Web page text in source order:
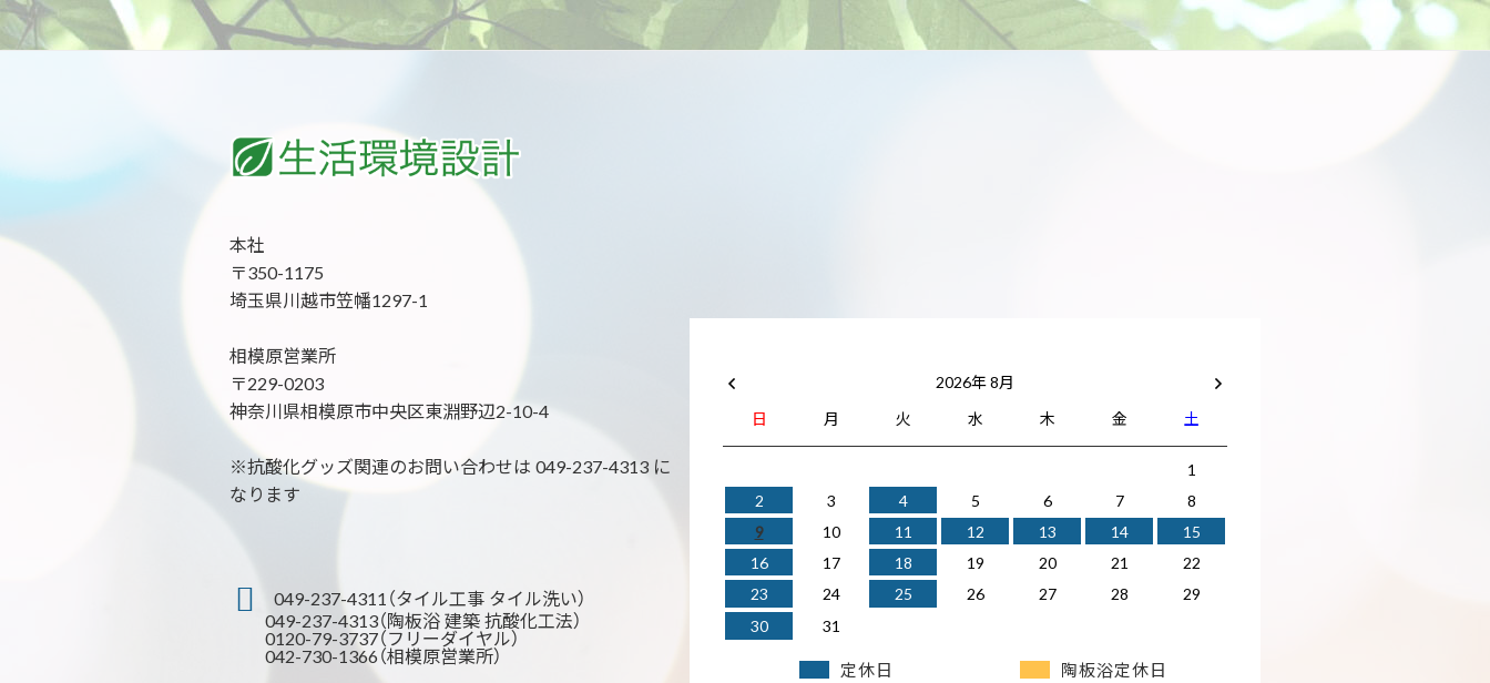
本社
〒350-1175
埼玉県川越市笠幡1297-1
相模原営業所
〒229-0203
神奈川県相模原市中央区東淵野辺2-10-4
※抗酸化グッズ関連のお問い合わせは 049-237-4313 に
なります
049-237-4311（タイル工事 タイル洗い）
049-237-4313（陶板浴 建築 抗酸化工法）
0120-79-3737（フリーダイヤル）
042-730-1366（相模原営業所）
2026年 8月
日
月 火 水 木 金 土
1
2
3 4 5 6 7
8
9
10 11 12 13 14
15
16
17 18 19 20 21
22
23
24 25 26 27 28
29
30
31
定休日 陶板浴定休日